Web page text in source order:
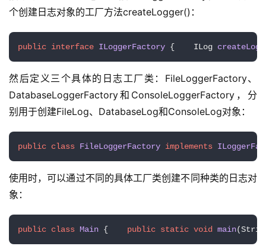
个创建日志对象的工厂方法createLogger()：
public interface ILoggerFactory { ILog
然后定义三个具体的日志工厂类：FileLoggerFactory、
DatabaseLoggerFactory和ConsoleLoggerFactory，分
别用于创建FileLog、DatabaseLog和ConsoleLog对象：
public class FileLoggerFactory implements
使用时，可以通过不同的具体工厂类创建不同种类的日志对
象：
public class Main { public static void main